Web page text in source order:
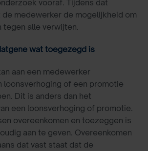
vooraf. Tijdens dat
medewerker de mogelijkheid om
tegen alle verwijten.
wat toegezegd is
aan een medewerker
loonsverhoging of een promotie
Dit is anders dan het
een loonsverhoging of promotie.
overeenkomen en toezeggen is
aan te geven. Overeenkomen
dat vast staat dat de